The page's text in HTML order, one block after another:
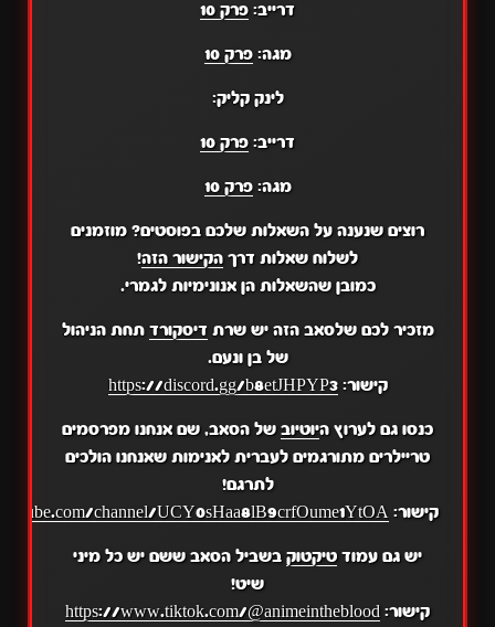
דרייב: פרק 10
מגה:פרק 10
לינק קליק:
דרייב: פרק 10
מגה:פרק 10
רוצים שנענה על השאלות שלכם בפוסטים? מוזמנים
לשלוח שאלות דרך הקישור הזה!
כמובן שהשאלות הן אנונימיות לגמרי.
מזכיר לכם שלסאב הזה יש שרת דיסקורד תחת הניהול
של בן ונעם.
קישור:https://discord.gg/b8etJHPYP3
כנסו גם לערוץ היוטיובשל הסאב, שם אנחנו מפרסמים
טריילרים מתורגמים לעברית לאנימות שאנחנו הולכים
לתרגם!
קישור: channel/UCY0sHaa8lB9crfOume1YtOA
יש גם עמודטיקטוק בשביל הסאב ששם יש כל מיני
שיט!
קישור: https://www.tiktok.com/@animeintheblood